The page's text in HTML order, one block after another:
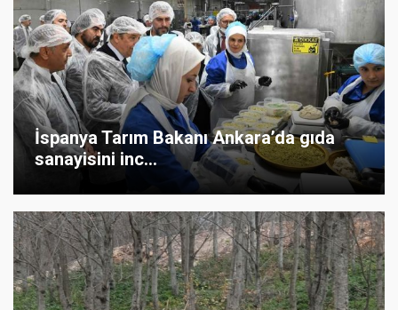
İspanya Tarım Bakanı Ankara’da gıda
sanayisini inc...